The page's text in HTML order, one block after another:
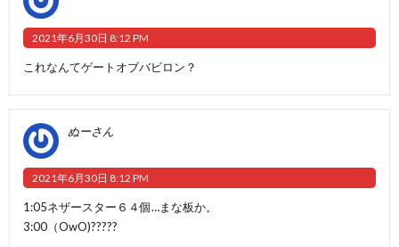
2021年6月30日 8:12 PM
これなんてゲートオブバビロン？
ぬーさん
2021年6月30日 8:12 PM
1:05ネザースター６４個…まな板か。
3:00（OwO)?????